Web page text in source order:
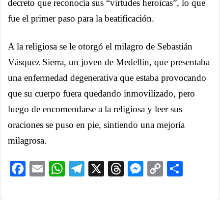
decreto que reconocía sus “virtudes heroicas”, lo que
fue el primer paso para la beatificación.
A la religiosa se le otorgó el milagro de Sebastián
Vásquez Sierra, un joven de Medellín, que presentaba
una enfermedad degenerativa que estaba provocando
que su cuerpo fuera quedando inmovilizado, pero
luego de encomendarse a la religiosa y leer sus
oraciones se puso en pie, sintiendo una mejoría
milagrosa.
Facebook
EmailWhatsApp
Telegram
X ThreadsCopy